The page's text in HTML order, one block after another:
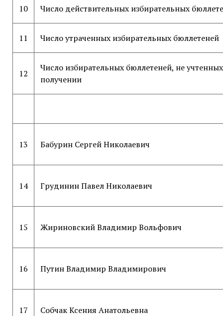
10 Число действительных избирательных
11 Число утраченных избирательных бюллетеней
12
Число избирательных бюллетеней, не
получении
13 Бабурин Сергей Николаевич
14 Грудинин Павел Николаевич
15 Жириновский Владимир Вольфович
16 Путин Владимир Владимирович
17 Собчак Ксения Анатольевна